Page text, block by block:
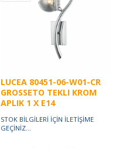
LUCEA 80451-06-W01-CR
GROSSETO TEKLI KROM
APLIK 1 X E14
STOK BİLGİLERİ İÇİN İLETİŞİME
GEÇİNİZ...